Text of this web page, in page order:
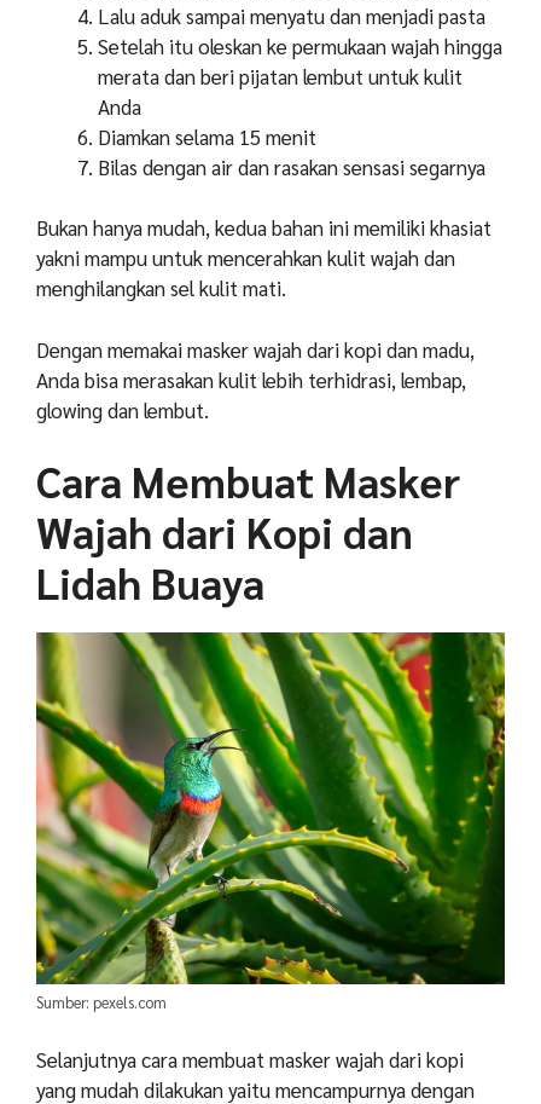
Lalu aduk sampai menyatu dan menjadi pasta
Setelah itu oleskan ke permukaan wajah hingga
merata dan beri pijatan lembut untuk kulit
Anda
Diamkan selama 15 menit
Bilas dengan air dan rasakan sensasi segarnya
Bukan hanya mudah, kedua bahan ini memiliki khasiat
yakni mampu untuk mencerahkan kulit wajah dan
menghilangkan sel kulit mati.
Dengan memakai masker wajah dari kopi dan madu,
Anda bisa merasakan kulit lebih terhidrasi, lembap,
glowing dan lembut.
Cara Membuat Masker
Wajah dari Kopi dan
Lidah Buaya
Sumber: pexels.com
Selanjutnya cara membuat masker wajah dari kopi
yang mudah dilakukan yaitu mencampurnya dengan